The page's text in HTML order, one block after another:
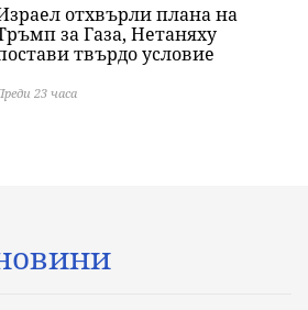
отхвърли плана на
за Газа, Нетаняху
твърдо условие
23 часа